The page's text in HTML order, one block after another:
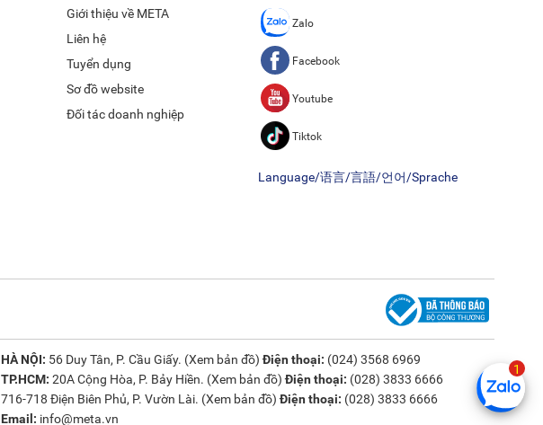
Zalo
Facebook
Youtube
Tiktok
Language/语言/言語/언어/Sprache
HÀ NỘI: 56 Duy Tân, P. Cầu Giấy. (Xem bản đồ) Điện thoại: (024) 3568 6969
TP.HCM: 20A Cộng Hòa, P. Bảy Hiền. (Xem bản đồ) Điện thoại: (028) 3833 6666
716-718 Điện Biên Phủ, P. Vườn Lài. (Xem bản đồ) Điện thoại: (028) 3833 6666
Email: info@meta.vn
Giới thiệu về META
Liên hệ
Tuyển dụng
Sơ đồ website
Đối tác doanh nghiệp